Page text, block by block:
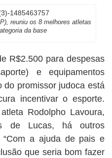
reuniu os 8 melhores atletas
da base
R$2.500 para despesas
e equipamentos
do promissor judoca está
incentivar o esporte.
Rodolpho Lavoura,
de Lucas, há outros
“Com a ajuda de pais e
que seria bom fazer